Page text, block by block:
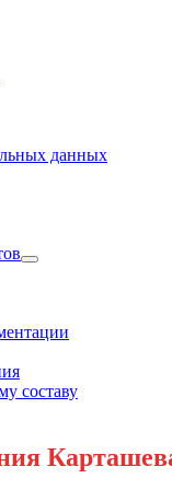
данных
Show
составу